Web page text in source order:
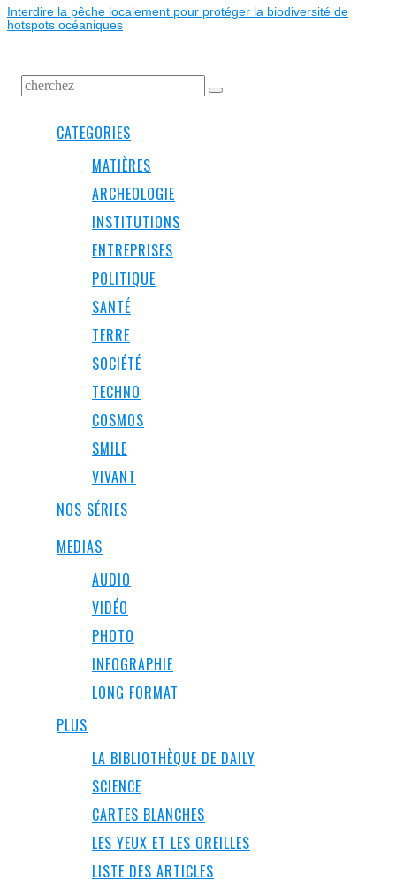
Interdire la pêche localement pour protéger la biodiversité de
hotspots océaniques
CATEGORIES
MATIÈRES
ARCHEOLOGIE
INSTITUTIONS
ENTREPRISES
POLITIQUE
SANTÉ
TERRE
SOCIÉTÉ
TECHNO
COSMOS
SMILE
VIVANT
NOS SÉRIES
MEDIAS
AUDIO
VIDÉO
PHOTO
INFOGRAPHIE
LONG FORMAT
PLUS
LA BIBLIOTHÈQUE DE DAILY
SCIENCE
CARTES BLANCHES
LES YEUX ET LES OREILLES
LISTE DES ARTICLES